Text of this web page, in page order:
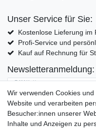
Unser Service für Sie:
Kostenlose Lieferung im
Profi-Service und
Kauf auf Rechnung für
Newsletteranmeldung:
E-MAIL **
Hiermit bestätige ich, dass ich die
Einwilligung kann ich jederzeit
Wir verwenden Cookies
Website und verarbeiten
Besucher:innen unserer
Inhalte und Anzeigen zu